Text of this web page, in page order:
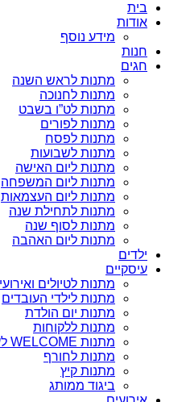
בית
אודות
מידע נוסף
חנות
חגים
מתנות לראש השנה
מתנות לחנוכה
מתנות לט”ו בשבט
מתנות לפורים
מתנות לפסח
מתנות לשבועות
מתנות ליום האישה
מתנות ליום המשפחה
מתנות ליום העצמאות
מתנות לתחילת שנה
מתנות לסוף שנה
מתנות ליום האהבה
ילדים
עיסקיים
מתנות לטיולים
מתנות לילדי העובדים
מתנות יום הולדת
מתנות ללקוחות
מתנות WELCOME לעובדים
מתנות לחורף
מתנות קיץ
ביגוד ממותג